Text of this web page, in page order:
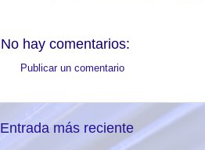
No hay comentarios:
Publicar un comentario
Entrada más reciente